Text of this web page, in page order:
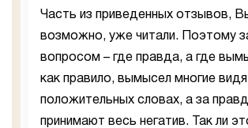
Часть из приведенных отзывов,
возможно, уже читали. Поэтому
вопросом – где правда, а где
как правило, вымысел многие
положительных словах, а за
принимают весь негатив. Так ли